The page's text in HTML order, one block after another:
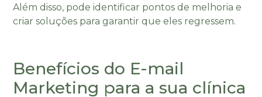
Além disso, pode identificar pontos de melhoria e
criar soluções para garantir que eles regressem.
Benefícios do E-mail
Marketing para a sua clínica